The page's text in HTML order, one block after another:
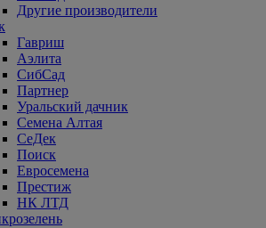
Другие производители
Гавриш
Аэлита
СибСад
Партнер
Уральский дачник
Семена Алтая
СеДек
Поиск
Евросемена
Престиж
НК ЛТД